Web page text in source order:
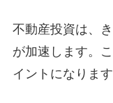
不動産投資は、
が加速します。
イントになります